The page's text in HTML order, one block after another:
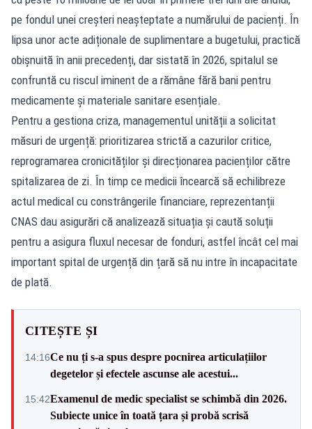
pe fondul unei creșteri neașteptate a numărului de pacienți. În
lipsa unor acte adiționale de suplimentare a bugetului, practică
obișnuită în anii precedenți, dar sistată în 2026, spitalul se
confruntă cu riscul iminent de a rămâne fără bani pentru
medicamente și materiale sanitare esențiale.
Pentru a gestiona criza, managementul unității a solicitat
măsuri de urgență: prioritizarea strictă a cazurilor critice,
reprogramarea cronicităților și direcționarea pacienților către
spitalizarea de zi. În timp ce medicii încearcă să echilibreze
actul medical cu constrângerile financiare, reprezentanții
CNAS dau asigurări că analizează situația și caută soluții
pentru a asigura fluxul necesar de fonduri, astfel încât cel mai
important spital de urgență din țară să nu intre în incapacitate
de plată.
CITEȘTE ȘI
14:16Ce nu ți s-a spus despre pocnirea articulațiilor
degetelor și efectele ascunse ale acestui...
15:42Examenul de medic specialist se schimbă din 2026.
Subiecte unice în toată țara și probă scrisă